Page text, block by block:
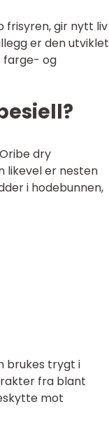
frisyren, gir nytt liv
er den utviklet
farge- og
dry
likevel er nesten
i hodebunnen,
brukes trygt i
fra blant
mot